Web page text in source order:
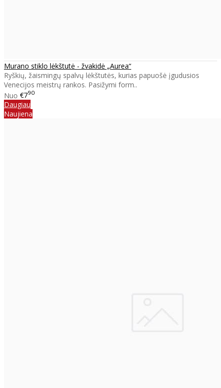
Murano stiklo lėkštutė - žvakidė „Aurea“
Ryškių, žaismingų spalvų lėkštutės, kurias papuošė įgudusios
Venecijos meistrų rankos. Pasižymi form..
Nuo €790
Daugiau
Naujiena